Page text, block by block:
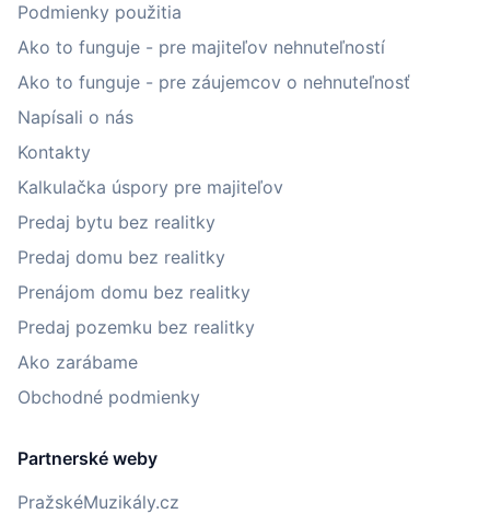
Podmienky použitia
Ako to funguje - pre majiteľov nehnuteľností
Ako to funguje - pre záujemcov o nehnuteľnosť
Napísali o nás
Kontakty
Kalkulačka úspory pre majiteľov
Predaj bytu bez realitky
Predaj domu bez realitky
Prenájom domu bez realitky
Predaj pozemku bez realitky
Ako zarábame
Obchodné podmienky
Partnerské weby
PražskéMuzikály.cz